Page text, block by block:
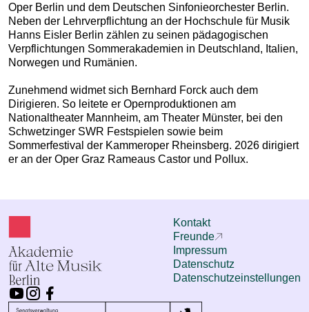
Oper Berlin und dem Deutschen Sinfonieorchester Berlin.
Neben der Lehrverpflichtung an der Hochschule für Musik
Hanns Eisler Berlin zählen zu seinen pädagogischen
Verpflichtungen Sommerakademien in Deutschland, Italien,
Norwegen und Rumänien.
Zunehmend widmet sich Bernhard Forck auch dem
Dirigieren. So leitete er Opernproduktionen am
Nationaltheater Mannheim, am Theater Münster, bei den
Schwetzinger SWR Festspielen sowie beim
Sommerfestival der Kammeroper Rheinsberg. 2026 dirigiert
er an der Oper Graz Rameaus Castor und Pollux.
Kontakt
Freunde
Impressum
Datenschutz
Datenschutzeinstellungen